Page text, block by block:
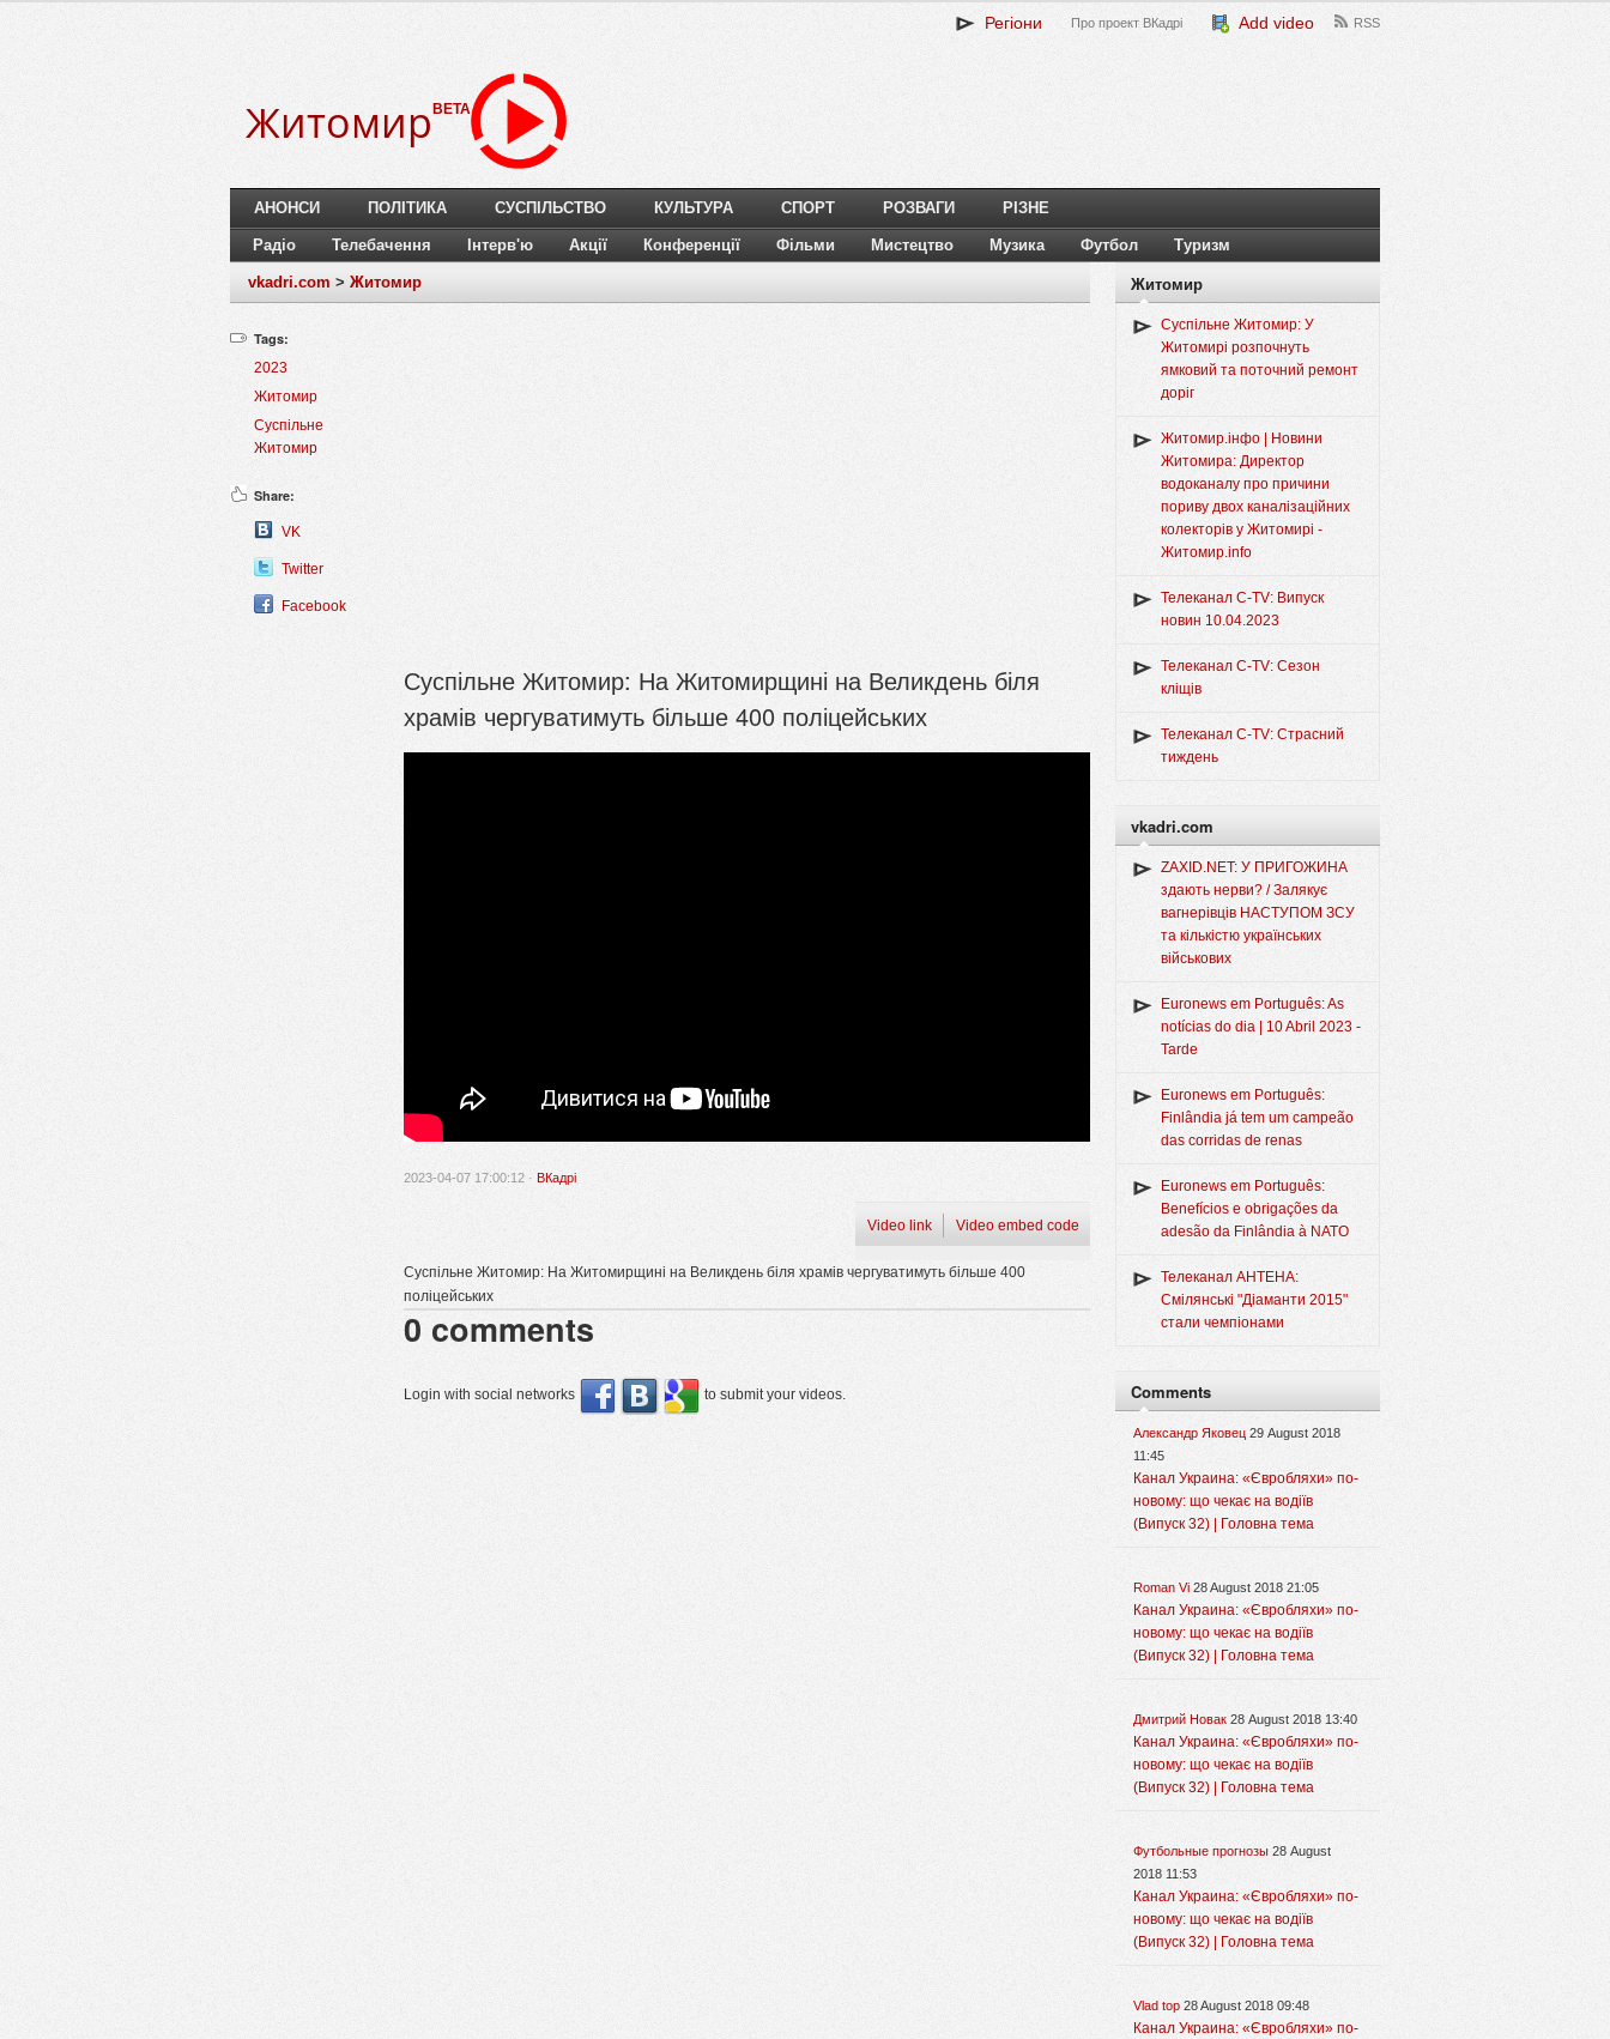
Регіони Про проект ВКадрі Add video RSS
Житомир BETA
АНОНСИ ПОЛІТИКА СУСПІЛЬСТВО КУЛЬТУРА СПОРТ РОЗВАГИ РІЗНЕ
Радіо Телебачення Інтерв'ю Акції Конференції Фільми Мистецтво Музика Футбол Туризм
vkadri.com > Житомир
Tags:
2023
Житомир
Суспільне
Житомир
Share:
VK
Twitter
Facebook
Суспільне Житомир: На Житомирщині на Великдень біля
храмів чергуватимуть більше 400 поліцейських
2023-04-07 17:00:12 · ВКадрі
Video link Video embed code
Суспільне Житомир: На Житомирщині на Великдень біля храмів чергуватимуть більше 400
поліцейських
0 comments
Login with social networks to submit your videos.
Житомир
Суспільне Житомир: У
Житомирі розпочнуть
ямковий та поточний ремонт
доріг
Житомир.інфо | Новини
Житомира: Директор
водоканалу про причини
пориву двох каналізаційних
колекторів у Житомирі -
Житомир.info
Телеканал C-TV: Випуск
новин 10.04.2023
Телеканал C-TV: Сезон
кліщів
Телеканал C-TV: Страсний
тиждень
vkadri.com
ZAXID.NET: У ПРИГОЖИНА
здають нерви? / Залякує
вагнерівців НАСТУПОМ ЗСУ
та кількістю українських
військових
Euronews em Português: As
notícias do dia | 10 Abril 2023 -
Tarde
Euronews em Português:
Finlândia já tem um campeão
das corridas de renas
Euronews em Português:
Benefícios e obrigações da
adesão da Finlândia à NATO
Телеканал АНТЕНА:
Смілянські "Діаманти 2015"
стали чемпіонами
Comments
Александр Яковец 29 August 2018
11:45
Канал Украина: «Євробляхи» по-
новому: що чекає на водіїв
(Випуск 32) | Головна тема
Roman Vi 28 August 2018 21:05
Канал Украина: «Євробляхи» по-
новому: що чекає на водіїв
(Випуск 32) | Головна тема
Дмитрий Новак 28 August 2018 13:40
Канал Украина: «Євробляхи» по-
новому: що чекає на водіїв
(Випуск 32) | Головна тема
Футбольные прогнозы 28 August
2018 11:53
Канал Украина: «Євробляхи» по-
новому: що чекає на водіїв
(Випуск 32) | Головна тема
Vlad top 28 August 2018 09:48
Канал Украина: «Євробляхи» по-